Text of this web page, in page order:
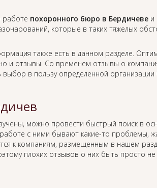
работе похоронного бюро в Бердичевеи
которые в таких тяжелых
также есть в данном разделе.
и отзывы. Со временем отзывы о
в пользу определенной
можно провести быстрый поиск в
с ними бывают какие-то проблемы,
к компаниям, размещенным в нашем
плохих отзывов о них быть просто